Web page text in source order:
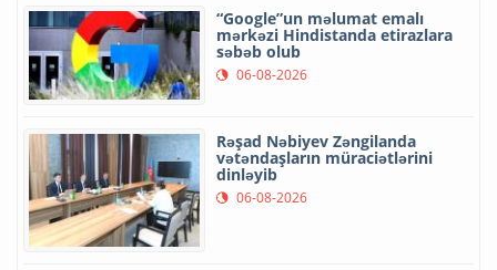
“Google”un məlumat emalı
mərkəzi Hindistanda etirazlara
səbəb olub
06-08-2026
Rəşad Nəbiyev Zəngilanda
vətəndaşların müraciətlərini
dinləyib
06-08-2026